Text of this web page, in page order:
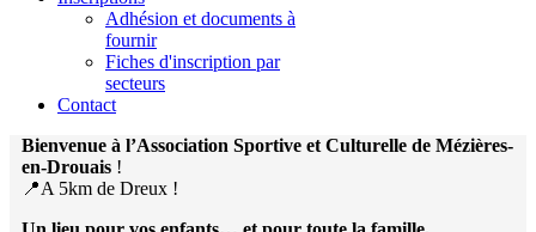
Adhésion et documents à
fournir
Fiches d'inscription par
secteurs
Contact
Bienvenue à l’Association Sportive et Culturelle de Mézières-
en-Drouais !
📍A 5km de Dreux !